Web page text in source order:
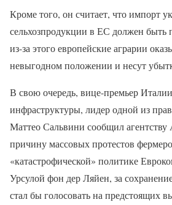
Кроме того, он считает, что импорт
сельхозпродукции в ЕС должен быть
из-за этого европейские аграрии
невыгодном положении и несут
В свою очередь, вице-премьер
инфраструктуры, лидер одной из
Маттео Сальвини сообщил
причину массовых протестов
«катастрофической» политике
Урсулой фон дер Ляйен, за
стал бы голосовать на предстоящих